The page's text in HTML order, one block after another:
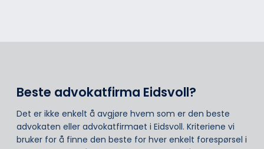
Beste advokatfirma Eidsvoll?
Det er ikke enkelt å avgjøre hvem som er den beste
advokaten eller advokatfirmaet i Eidsvoll. Kriteriene vi
bruker for å finne den beste for hver enkelt forespørsel i